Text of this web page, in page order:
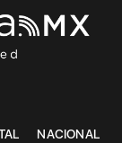
NACIONAL